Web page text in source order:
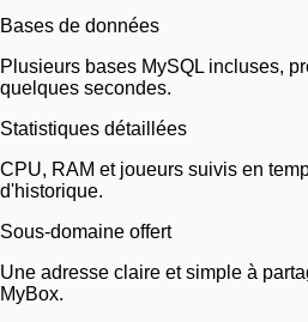
Bases de données
Plusieurs bases MySQL incluses,
quelques secondes.
Statistiques détaillées
CPU, RAM et joueurs suivis en
d'historique.
Sous-domaine offert
Une adresse claire et simple à
MyBox.